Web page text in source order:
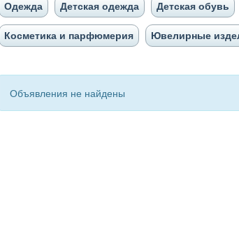
Одежда Детская одежда Детская обувь
Косметика и парфюмерия Ювелирные
Объявления не найдены